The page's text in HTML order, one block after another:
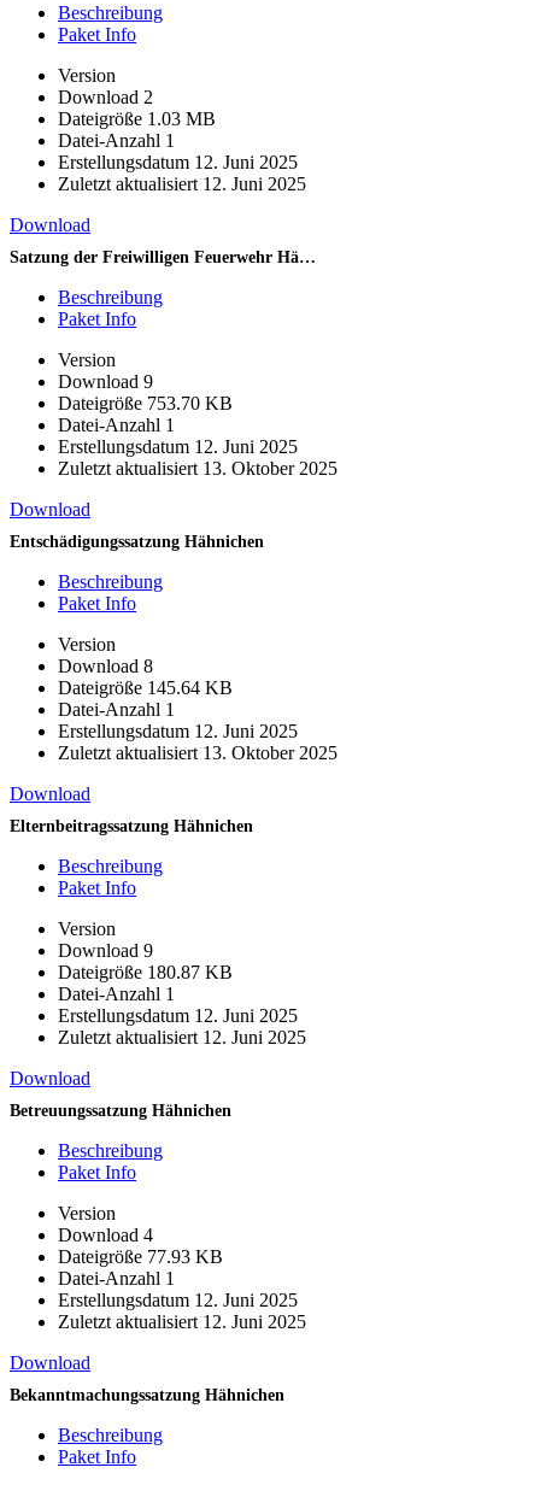
Beschreibung
Paket Info
Version
Download 2
Dateigröße 1.03 MB
Datei-Anzahl 1
Erstellungsdatum 12. Juni 2025
Zuletzt aktualisiert 12. Juni 2025
Download
Satzung der Freiwilligen Feuerwehr Hähnichen
Beschreibung
Paket Info
Version
Download 9
Dateigröße 753.70 KB
Datei-Anzahl 1
Erstellungsdatum 12. Juni 2025
Zuletzt aktualisiert 13. Oktober 2025
Download
Entschädigungssatzung Hähnichen
Beschreibung
Paket Info
Version
Download 8
Dateigröße 145.64 KB
Datei-Anzahl 1
Erstellungsdatum 12. Juni 2025
Zuletzt aktualisiert 13. Oktober 2025
Download
Elternbeitragssatzung Hähnichen
Beschreibung
Paket Info
Version
Download 9
Dateigröße 180.87 KB
Datei-Anzahl 1
Erstellungsdatum 12. Juni 2025
Zuletzt aktualisiert 12. Juni 2025
Download
Betreuungssatzung Hähnichen
Beschreibung
Paket Info
Version
Download 4
Dateigröße 77.93 KB
Datei-Anzahl 1
Erstellungsdatum 12. Juni 2025
Zuletzt aktualisiert 12. Juni 2025
Download
Bekanntmachungssatzung Hähnichen
Beschreibung
Paket Info